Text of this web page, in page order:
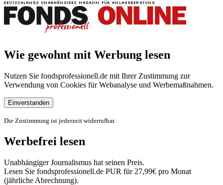
Wie gewohnt mit Werbung lesen
Nutzen Sie fondsprofessionell.de mit Ihrer Zustimmung zur
Verwendung von Cookies für Webanalyse und Werbemaßnahmen.
Einverstanden
Die Zustimmung ist jederzeit widerrufbar.
Werbefrei lesen
Unabhängiger Journalismus hat seinen Preis.
Lesen Sie fondsprofessionell.de PUR für 27,99€ pro Monat
(jährliche Abrechnung).